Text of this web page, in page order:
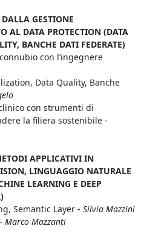
GESTIONE
AL DATA PROTECTION (DATA
BANCHE DATI FEDERATE)
con l’ingegnere
Data Quality, Banche
con strumenti di
la filiera sostenibile -
APPLICATIVI IN
LINGUAGGIO NATURALE
LEARNING E DEEP
Semantic Layer - Silvia Mazzini
Marco Mazzanti